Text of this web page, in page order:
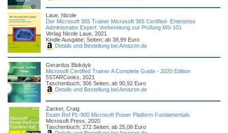
Laue, Nicole
Der Microsoft 365 Trainer Microsoft 365 Certified- Enterprise
Administrator Expert: Vorbereitung zur Prüfung MS-101
Verlag Nicole Laue, 2021
Kindle Ausgabe; Seiten; ab 38,99 Euro
Details und Bestellung bei Amazon.de
Gerardus Blokdyk
Microsoft Certified Trainer A Complete Guide - 2020 Edition
5STARCooks, 2021
Taschenbuch; 306 Seiten; ab 90,92 Euro
Details und Bestellung bei Amazon.de
Zacker, Craig
Exam Ref PL-900 Microsoft Power Platform Fundamentals
Microsoft Press, 2020
Taschenbuch; 272 Seiten; ab 25,08 Euro